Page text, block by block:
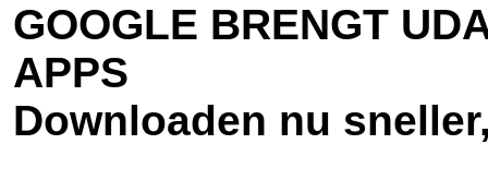
GOOGLE BRENGT
APPS
Downloaden nu